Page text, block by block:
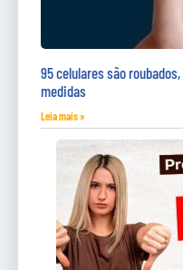
95 celulares são
medidas
Leia mais »